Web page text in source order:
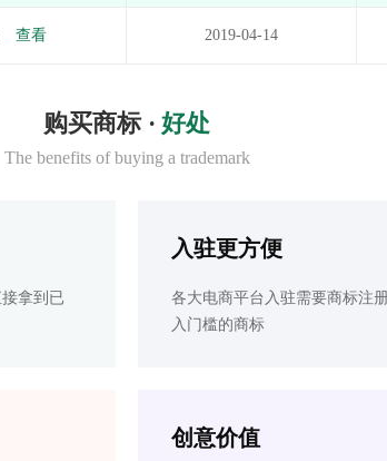
查看 2019-04-14
购买商标 · 好处
The benefits of buying a trademark
拿到已
入驻更方便
各大电商平台入驻需要商标注
入门槛的商标
创意价值